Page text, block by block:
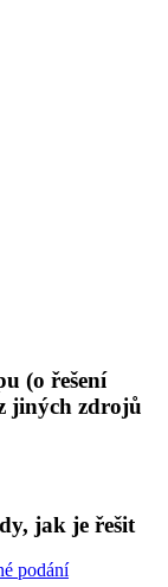
(o řešení
jiných zdrojů
jak je řešit
podání